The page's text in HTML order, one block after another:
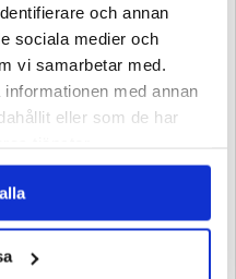
och annan
sociala medier och
vi samarbetar med.
med annan
eller som de har
upp till 1,5 m i 30 min)
band eller tri-band, Wi-Fi Direct
BDS (B1I+B1c+B2a), GALILEO
1920Hz PWM, Dolby Vision,